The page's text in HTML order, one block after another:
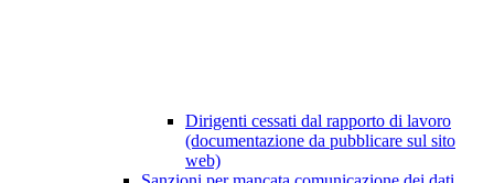
Dirigenti cessati dal rapporto di lavoro
(documentazione da pubblicare sul sito
web)